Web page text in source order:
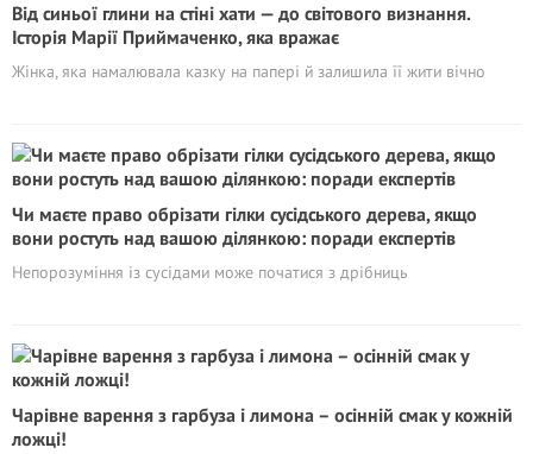
Від синьої глини на стіні хати — до світового визнання.
Історія Марії Приймаченко, яка вражає
Жінка, яка намалювала казку на папері й залишила її жити вічно
Чи маєте право обрізати гілки сусідського дерева, якщо
вони ростуть над вашою ділянкою: поради експертів
Непорозуміння із сусідами може початися з дрібниць
Чарівне варення з гарбуза і лимона – осінній смак у кожній
ложці!